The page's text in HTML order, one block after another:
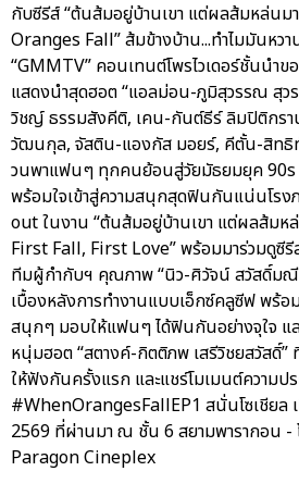
กับซีรีส์ “ต้นส้มอยู่บ้านเขา แต่ผลส้มหล่นม
Oranges Fall” ส้มข้างบ้าน...ทำไมมันหว
“GMMTV” คอนเทนต์โพรไวเดอร์ชั้นนำข
แสดงนำสุดฮอต “แอลม่อน-ภูมิสุวรรณ สุว
วิชญ์ ธรรมสังคีติ, เคน-กันต์ธีร์ ลิมปิติกร
วัฒนกุล, จัสติน-แองกัส มอยร์, คีตั้น-สิท
วนพาแฟนๆ ทุกคนย้อนสู่วัยมัธยมยุค
พร้อมใจเข้าสู่ความสนุกสุดฟินกันแน่นโร
out ในงาน “ต้นส้มอยู่บ้านเขา แต่ผลส้มห
First Fall, First Love” พร้อมมาร่วมดูซี
ทีมผู้กำกับฯ คุณภาพ “นิว-ศิวัจน์ สวัสดิ์มณี
เบื้องหลังการทำงานแบบเอ็กซ์คลูซีฟ พร้
สนุกๆ มอบให้แฟนๆ ได้ฟินกันอย่างจุใจ แ
หนุ่มฮอต “สตางค์-กิตติภพ เสรีวิชยสวัสดิ์”
ให้ฟังกันครั้งแรก และแชร์โมเมนต์ความป
#WhenOrangesFallEP1 สนั่นโซเชียล
2569 ที่ผ่านมา ณ ชั้น 6 สยามพารากอน -
Paragon Cineplex